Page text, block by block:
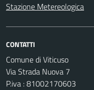
Stazione Metereologica
CONTATTI
Comune di Viticuso
Via Strada Nuova 7
P.iva : 81002170603